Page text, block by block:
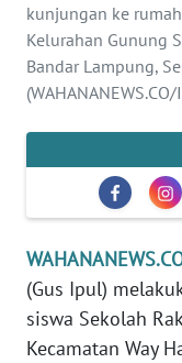
kunjungan ke
Kelurahan Gunung
Bandar Lampung,
(Gus Ipul)
siswa Sekolah
Kecamatan Way
PENDIDIKAN
OLAHRAGA
EDITORIAL
Informasi
INDEKS
BERITA